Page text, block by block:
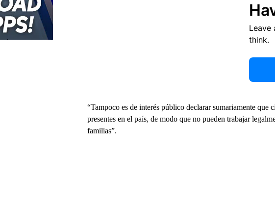
Leave
think.
“Tampoco es de interés público declarar sumariamente que
presentes en el país, de modo que no pueden trabajar
familias”.